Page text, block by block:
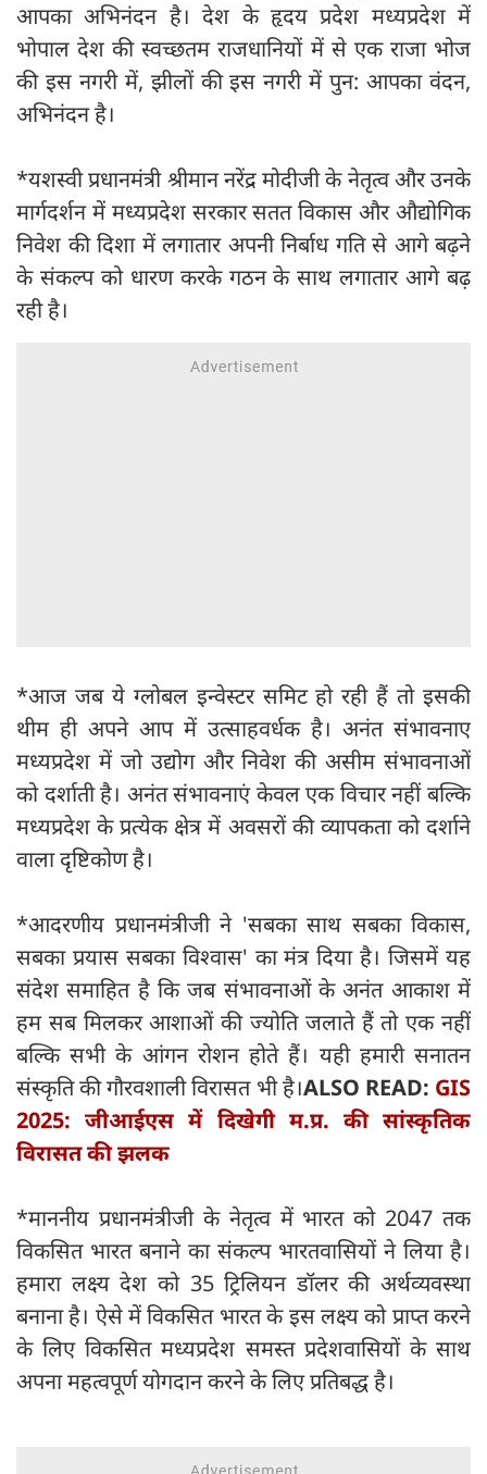
आपका अभिनंदन है। देश के हृदय प्रदेश मध्यप्रदेश में
भोपाल देश की स्वच्छतम राजधानियों में से एक राजा भोज
की इस नगरी में, झीलों की इस नगरी में पुन: आपका वंदन,
अभिनंदन है।
*यशस्वी प्रधानमंत्री श्रीमान नरेंद्र मोदीजी के नेतृत्व और उनके
मार्गदर्शन में मध्यप्रदेश सरकार सतत विकास और औद्योगिक
निवेश की दिशा में लगातार अपनी निर्बाध गति से आगे बढ़ने
के संकल्प को धारण करके गठन के साथ लगातार आगे बढ़
रही है।
*आज जब ये ग्लोबल इन्वेस्टर समिट हो रही हैं तो इसकी
थीम ही अपने आप में उत्साहवर्धक है। अनंत संभावनाए
मध्यप्रदेश में जो उद्योग और निवेश की असीम संभावनाओं
को दर्शाती है। अनंत संभावनाएं केवल एक विचार नहीं बल्कि
मध्यप्रदेश के प्रत्येक क्षेत्र में अवसरों की व्यापकता को दर्शाने
वाला दृष्टिकोण है।
*आदरणीय प्रधानमंत्रीजी ने 'सबका साथ सबका विकास,
सबका प्रयास सबका विश्वास' का मंत्र दिया है। जिसमें यह
संदेश समाहित है कि जब संभावनाओं के अनंत आकाश में
हम सब मिलकर आशाओं की ज्योति जलाते हैं तो एक नहीं
बल्कि सभी के आंगन रोशन होते हैं। यही हमारी सनातन
संस्कृति की गौरवशाली विरासत भी है।ALSO READ: GIS
2025: जीआईएस में दिखेगी म.प्र. की सांस्कृतिक
विरासत की झलक
*माननीय प्रधानमंत्रीजी के नेतृत्व में भारत को 2047 तक
विकसित भारत बनाने का संकल्प भारतवासियों ने लिया है।
हमारा लक्ष्य देश को 35 ट्रिलियन डॉलर की अर्थव्यवस्था
बनाना है। ऐसे में विकसित भारत के इस लक्ष्य को प्राप्त करने
के लिए विकसित मध्यप्रदेश समस्त प्रदेशवासियों के साथ
अपना महत्वपूर्ण योगदान करने के लिए प्रतिबद्ध है।